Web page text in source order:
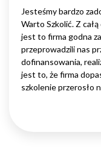
Jesteśmy bardzo
Warto Szkolić. Z
jest to firma godna
przeprowadzili nas
dofinansowania,
jest to, że firma
szkolenie przerosło